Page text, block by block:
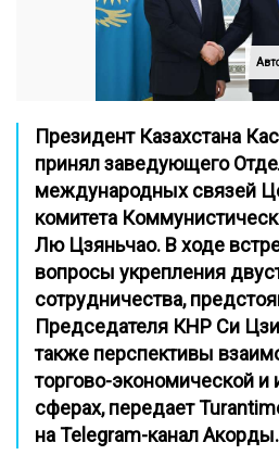
Президент Казахстана
принял заведующего
международных связей
комитета
Лю Цзяньчао. В ходе
вопросы укрепления
сотрудничества,
Председателя КНР Си
также перспективы
торгово-экономической и
сферах,передает
на Telegram-каналАкорды.